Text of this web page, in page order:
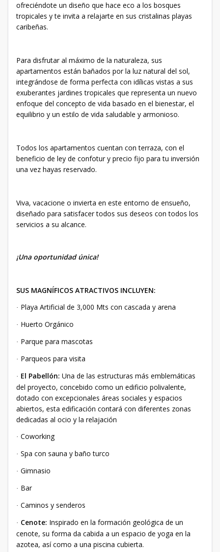
ofreciéndote un diseño que hace eco a los bosques
tropicales y te invita a relajarte en sus cristalinas playas
caribeñas.
Para disfrutar al máximo de la naturaleza, sus
apartamentos están bañados por la luz natural del sol,
integrándose de forma perfecta con idílicas vistas a sus
exuberantes jardines tropicales que representa un nuevo
enfoque del concepto de vida basado en el bienestar, el
equilibrio y un estilo de vida saludable y armonioso.
Todos los apartamentos cuentan con terraza, con el
beneficio de ley de confotur y precio fijo para tu inversión
una vez hayas reservado.
Viva, vacacione o invierta en este entorno de ensueño,
diseñado para satisfacer todos sus deseos con todos los
servicios a su alcance.
¡Una oportunidad única!
SUS MAGNÍFICOS ATRACTIVOS INCLUYEN:
· Playa Artificial de 3,000 Mts con cascada y arena
· Huerto Orgánico
· Parque para mascotas
· Parqueos para visita
· El Pabellón: Una de las estructuras más emblemáticas
del proyecto, concebido como un edificio polivalente,
dotado con excepcionales áreas sociales y espacios
abiertos, esta edificación contará con diferentes zonas
dedicadas al ocio y la relajación
· Coworking
· Spa con sauna y baño turco
· Gimnasio
· Bar
· Caminos y senderos
· Cenote: Inspirado en la formación geológica de un
cenote, su forma da cabida a un espacio de yoga en la
azotea, así como a una piscina cubierta.